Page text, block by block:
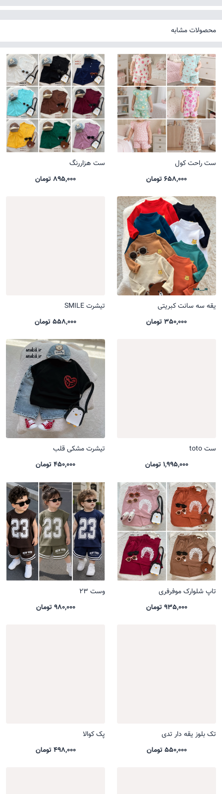
محصولات مشابه
ست راحت کول
658,000 تومان
ست هزاررنگ
895,000 تومان
یقه سه سانت کبریتی
350,000 تومان
تیشرت SMILE
558,000 تومان
ست toto
1,995,000 تومان
تیشرت مشکی قلب
450,000 تومان
تاپ شلوارک موفرفری
935,000 تومان
وست 23
980,000 تومان
تک بلوز یقه دار تدی
550,000 تومان
پک کوالا
498,000 تومان